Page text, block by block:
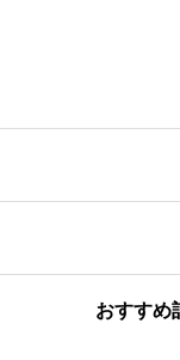
おすすめ